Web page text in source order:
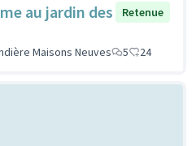
au jardin des
Retenue
Maisons Neuves 5 24